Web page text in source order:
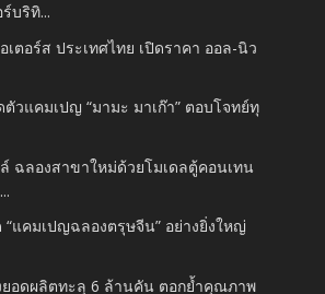
บริทิ...
ตอร์ส ประเทศไทย เปิดราคา ออล-นิว
ตัวแคมเปญ “มามะ มาเก๊า” ตอบโจทย์ทุ
ฉลองสาขาใหม่ด้วยโมเดลตู้คอนเทน
“แคมเปญฉลองตรุษจีน” อย่างยิ่งใหญ่
อดผลิตทะลุ 6 ล้านคัน ตอกย้ำคุณภาพ